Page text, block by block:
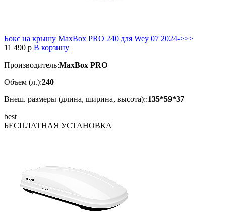
Бокс на крышу MaxBox PRO 240 для Wey 07 2024->>>
11 490 p В корзину
Производитель:MaxBox PRO
Объем (л.):240
Внеш. размеры (длина, ширина, высота)::135*59*37
best
БЕСПЛАТНАЯ УСТАНОВКА